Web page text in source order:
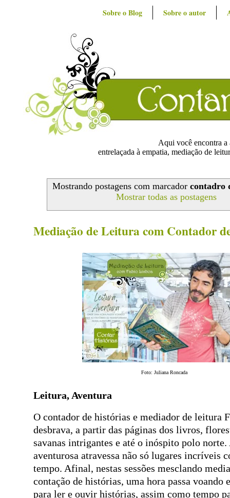
Sobre o Blog Sobre o autor
Aqui você encontra
entrelaçada à empatia, mediação de
Mostrando postagens com marcador contadro
Mostrar todas as postagens
Mediação de Leitura com Contador
Foto: Juliana Roncada
Leitura, Aventura
O contador de histórias e mediador de leitura
desbrava, a partir das páginas dos livros,
savanas intrigantes e até o inóspito polo
aventurosa atravessa não só lugares incríveis
tempo. Afinal, nestas sessões mesclando
contação de histórias, uma hora passa voando
para ler e ouvir histórias, assim como tempo